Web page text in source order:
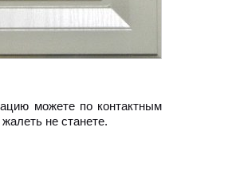
можете по контактным
не станете.